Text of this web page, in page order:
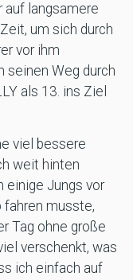
auf langsamere
um sich durch
vor ihm
seinen Weg durch
als 13. ins Ziel
viel bessere
weit hinten
einige Jungs vor
fahren musste,
Tag ohne große
verschenkt, was
ich einfach auf